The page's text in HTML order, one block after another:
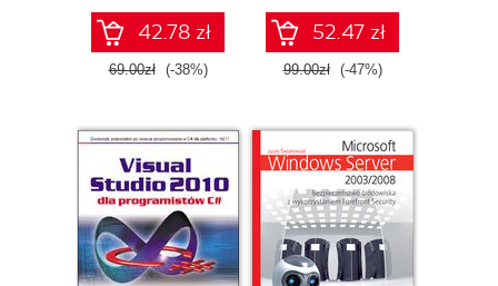
42.78 zł
69.00zł (-38%)
52.47 zł
99.00zł (-47%)